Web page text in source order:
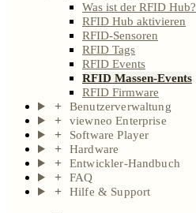
Was ist der RFID Hub?
RFID Hub aktivieren
RFID-Sensoren
RFID Tags
RFID Events
RFID Massen-Events
RFID Firmware
Benutzerverwaltung
viewneo Enterprise
Software Player
Hardware
Entwickler-Handbuch
FAQ
Hilfe & Support